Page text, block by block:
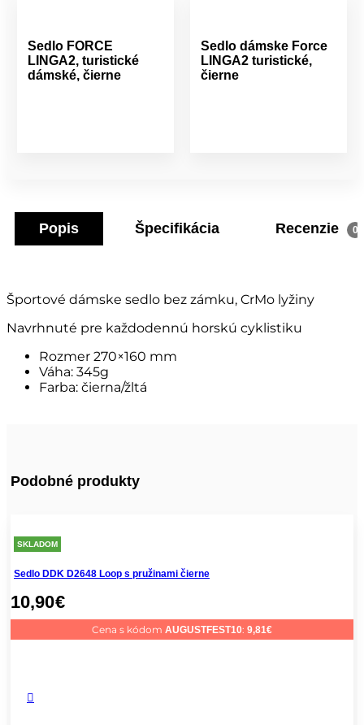
Sedlo FORCE
LINGA2, turistické
dámské, čierne
Sedlo dámske Force
LINGA2 turistické,
čierne
Popis Špecifikácia Recenzie 0
Športové dámske sedlo bez zámku, CrMo lyžiny
Navrhnuté pre každodennú horskú cyklistiku
Rozmer 270×160 mm
Váha: 345g
Farba: čierna/žltá
Podobné produkty
SKLADOM
Sedlo DDK D2648 Loop s pružinami čierne
10,90€
Cena s kódom AUGUSTFEST10: 9,81€